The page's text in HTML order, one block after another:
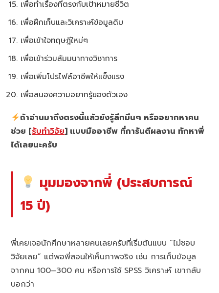
เพื่อทำเรื่องที่ตรงกับเป้าหมายชีวิต
เพื่อฝึกเก็บและวิเคราะห์ข้อมูลดิบ
เพื่อเข้าใจทฤษฎีใหม่ๆ
เพื่อเข้าร่วมสัมมนาทางวิชาการ
เพื่อเพิ่มโปรไฟล์อาชีพให้แข็งแรง
เพื่อสนองความอยากรู้ของตัวเอง
ถ้าอ่านมาถึงตรงนี้แล้วยังรู้สึกมึนๆ หรืออยากหาคน
ช่วย [รับทำวิจัย] แบบมืออาชีพ ที่การันตีผลงาน ทักหาพี่
ได้เลยนะครับ
มุมมองจากพี่ (ประสบการณ์
15 ปี)
พี่เคยเจอนักศึกษาหลายคนเลยครับที่เริ่มต้นแบบ “ไม่ชอบ
วิจัยเลย” แต่พอพี่สอนให้เห็นภาพจริง เช่น การเก็บข้อมูล
จากคน 100–300 คน หรือการใช้ SPSS วิเคราะห์ เขากลับ
บอกว่า